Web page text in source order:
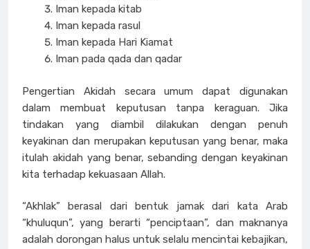
Iman kepada kitab
Iman kepada rasul
Iman kepada Hari Kiamat
Iman pada qada dan qadar
Pengertian Akidah secara umum dapat digunakan
dalam membuat keputusan tanpa keraguan. Jika
tindakan yang diambil dilakukan dengan penuh
keyakinan dan merupakan keputusan yang benar, maka
itulah akidah yang benar, sebanding dengan keyakinan
kita terhadap kekuasaan Allah.
“Akhlak” berasal dari bentuk jamak dari kata Arab
“khuluqun”, yang berarti “penciptaan”, dan maknanya
adalah dorongan halus untuk selalu mencintai kebajikan,